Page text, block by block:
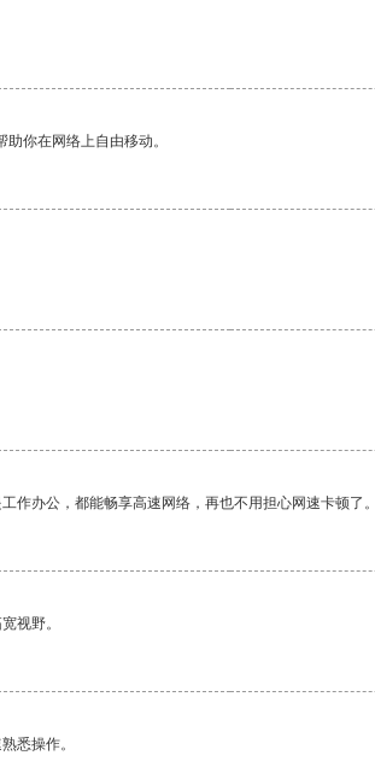
你在网络上自由移动。
作办公，都能畅享高速网络，再也不用担心网速卡顿
视野。
悉操作。